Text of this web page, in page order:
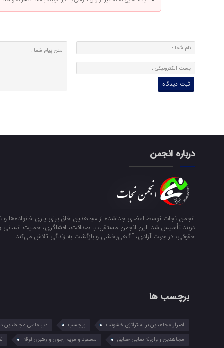
درباره انجمن
انجمن نجات توسط اعضای جداشده از مجاهدین خلق برای یاری خانواده‌ها و
دربند تأسیس شد. این انجمن مستقل، با صداقت، افشاگری، حمایت انسانی و
حقوقی، در جهت آزادی، آگاهی‌بخشی و بازگشت به زندگی تلاش می‌کند.
برچسب ها
اصرار مجاهدین بر استراتژی خشونت برچسب دیپلماسی مجاهدین
مجاهدین و وارونه نمایی حقایق
مسعود و مریم رجوی و رهبری فرقه